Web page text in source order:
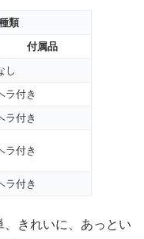
類
付属品
し
ラ付き
ラ付き
ラ付き
ラ付き
きれいに、あっとい